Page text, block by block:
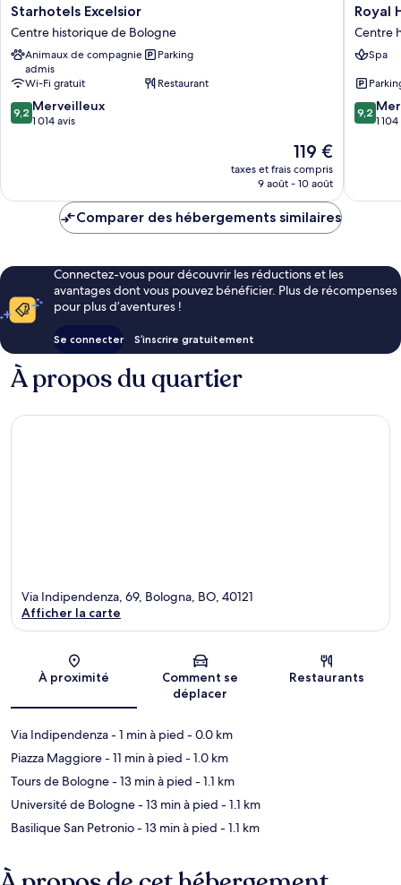
Starhotels
Excelsior
Centre
historique
Bologne
Starhotels Excelsior
Centre historique de Bologne
Animaux de compagnie
admis
Parking
Wi-Fi gratuit
Restaurant
9.2
sur
9,2 Merveilleux
1 014 avis
Le
nouveau
prix
de
119 €
taxes et frais compris
9 août - 10 août
Royal
Hotel
Carlton
Centre
de
Bologne
Royal
Centre
Spa
9.2
sur
9,2
1
Comparer des hébergements similaires
Connectez-vous pour découvrir les réductions et les
avantages dont vous pouvez bénéficier. Plus de récompenses
pour plus d’aventures !
Se connecter S’inscrire gratuitement
À propos du quartier
Carte
Via Indipendenza, 69, Bologna, BO, 40121
Afficher la carte
À proximité
Comment se
déplacer
Restaurants
Via Indipendenza- 1 min à pied - 0.0 km
Piazza Maggiore- 11 min à pied - 1.0 km
Tours de Bologne- 13 min à pied - 1.1 km
Université de Bologne- 13 min à pied - 1.1 km
Basilique San Petronio- 13 min à pied - 1.1 km